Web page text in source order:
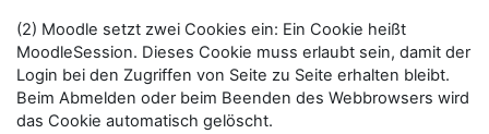
(2) Moodle setzt zwei Cookies ein: Ein Cookie heißt
MoodleSession. Dieses Cookie muss erlaubt sein, damit der
Login bei den Zugriffen von Seite zu Seite erhalten bleibt.
Beim Abmelden oder beim Beenden des Webbrowsers wird
das Cookie automatisch gelöscht.